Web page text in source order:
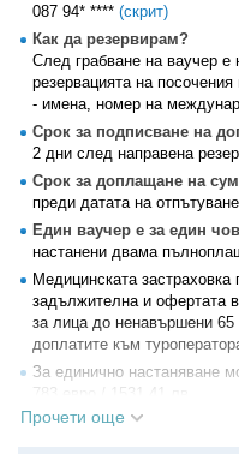
087 94* **** (скрит)
Как да резервирам?
След грабване на ваучер е
резервацията на
- имена, номер на
Срок за подписване на
2 дни след направена
Срок за доплащане на
преди датата на
Един ваучер е за един
настанени двама
Медицинската
задължителна и офертата
за лица до ненавършени
доплатите към
За единично настаняване
783 евро / 1531.41 лв.
Необходими документи:
Прочети още